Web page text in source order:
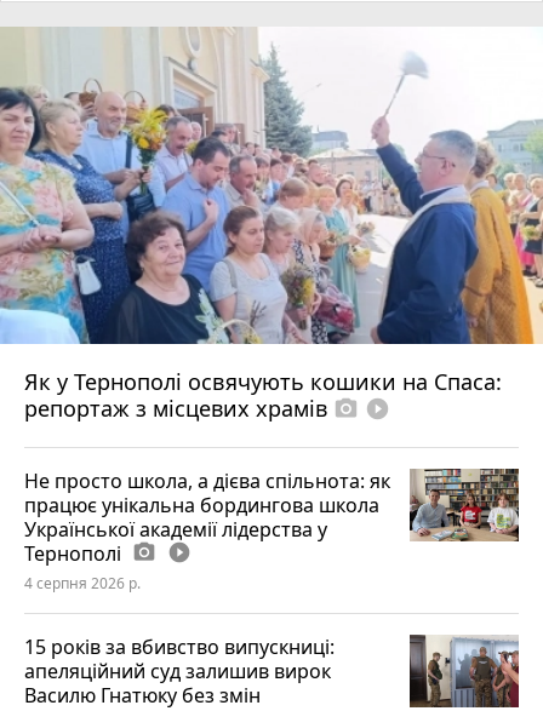
Як у Тернополі освячують кошики на Спаса:
репортаж з місцевих храмів photo_camera play_circle_filled
Не просто школа, а дієва спільнота: як
працює унікальна бордингова школа
Української академії лідерства у
Тернополі photo_camera play_circle_filled
4 серпня 2026 р.
15 років за вбивство випускниці:
апеляційний суд залишив вирок
Василю Гнатюку без змін